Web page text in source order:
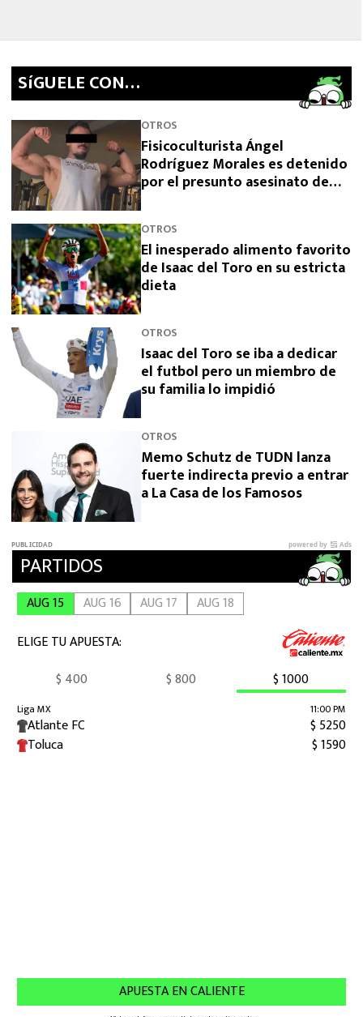
SíGUELE CON…
OTROS
Fisicoculturista Ángel
Rodríguez Morales es detenido
por el presunto asesinato de
OTROS
El inesperado alimento favorito
de Isaac del Toro en su estricta
dieta
OTROS
Isaac del Toro se iba a dedicar
el futbol pero un miembro de
su familia lo impidió
OTROS
Memo Schutz de TUDN lanza
fuerte indirecta previo a entrar
a La Casa de los Famosos